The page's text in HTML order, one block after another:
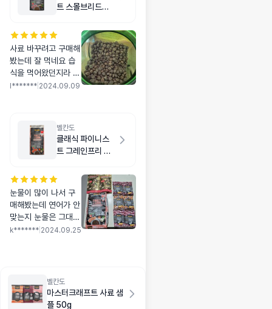
트 스몰브리드
사료 바꾸려고 구매해
봤는데 잘 먹네요 습
식을 먹어왔던지라 씹
는데 좀 힘들어 하지
요 지켜보고 대용량으
로 구매할께요
l******* 2024.09.09
벨칸도
클래식 파이니스
트 그레인프리 연
눈물이 많이 나서 구
매해봤는데 연어가 안
맞는지 눈물은 그대로
인데.. 기호성은 좋아
k******* 2024.09.25
벨칸도
마스터크래프트 사료 샘
플 50g